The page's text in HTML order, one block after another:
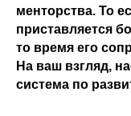
менторства. То
приставляется
то время его
На ваш взгляд,
система по